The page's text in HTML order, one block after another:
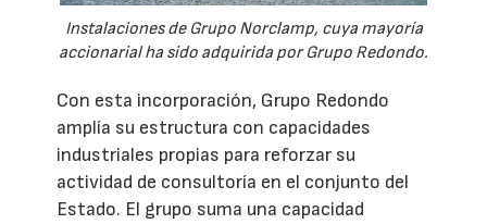
Instalaciones de Grupo Norclamp, cuya mayoría
accionarial ha sido adquirida por Grupo Redondo.
Con esta incorporación, Grupo Redondo
amplía su estructura con capacidades
industriales propias para reforzar su
actividad de consultoría en el conjunto del
Estado. El grupo suma una capacidad